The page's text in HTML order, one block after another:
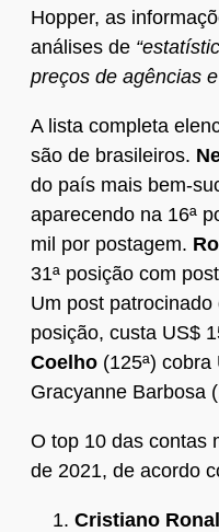
Hopper, as
análises de
preços de agências
A lista completa
são de brasileiros.
do país mais bem-
aparecendo na 16ª
mil por postagem.
31ª posição com
Um post patrocinado
posição, custa US$
Coelho (125ª)
Gracyanne Barbosa
O top 10 das contas
de 2021, de acordo
Cristiano